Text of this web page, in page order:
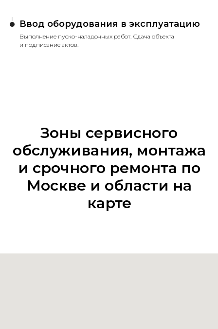
Ввод оборудования в эксплуатацию
Выполнение пуско-наладочных работ. Сдача объекта
и подписание актов.
Зоны сервисного
обслуживания, монтажа
и срочного ремонта по
Москве и области на
карте